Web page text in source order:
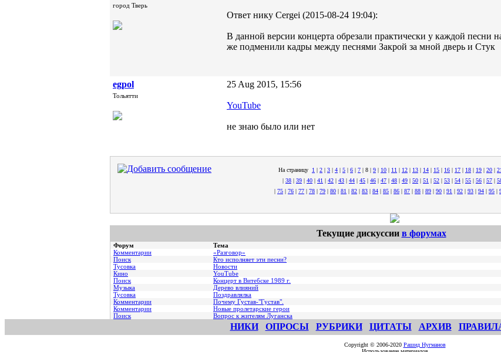
город Тверь
Ответ нику Cergei (2015-08-24 19:04):
В данной версии концерта обрезали практически у каждой песни
же подменили кадры между песнями Закрой за мной дверь и Стук
egpol
Тольятти
25 Aug 2015, 15:56
YouTube
не знаю было или нет
На страницу 1 | 2 | 3 | 4 | 5 | 6 | 7 | 8 | 9 | 10 | 11 | 12 | 13 | 14 | 15 | 16 | 17 | 18 | 19 | 20 | 21
| 38 | 39 | 40 | 41 | 42 | 43 | 44 | 45 | 46 | 47 | 48 | 49 | 50 | 51 | 52 | 53 | 54 | 55 | 56 | 57 |
| 75 | 76 | 77 | 78 | 79 | 80 | 81 | 82 | 83 | 84 | 85 | 86 | 87 | 88 | 89 | 90 | 91 | 92 | 93 | 94 | 95 |
Текущие дискуссии в форумах
Форум Тема
Комментарии
«Разговор»
Поиск
Кто исполняет эти песни?
Тусовка
Новости
Кино
YouTube
Поиск
Концерт в Витебске 1989 г.
Музыка
Дерево влияний
Тусовка
Поздравлялка
Комментарии
Почему Густав-"Густав".
Комментарии
Hовые пролетарские герои
Поиск
Вопрос к жителям Луганска
НИКИ ОПРОСЫ РУБРИКИ ЦИТАТЫ АРХИВ
Copyright © 2006-2020 Рашид Нугманов